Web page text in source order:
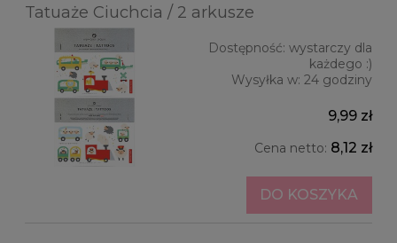
Tatuaże Ciuchcia / 2 arkusze
Dostępność: wystarczy dla
każdego :)
Wysyłka w: 24 godziny
9,99 zł
Cena netto: 8,12 zł
DO KOSZYKA